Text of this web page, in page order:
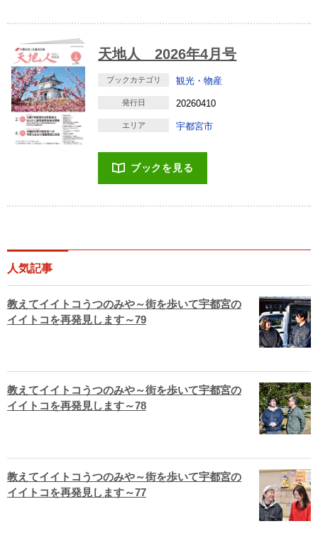
天地人 2026年4月号
ブックカテゴリ 観光・物産
発行日 20260410
エリア 宇都宮市
ブックを見る
人気記事
教えてイイトコうつのみや～街を歩いて宇都宮の
イイトコを再発見します～79
教えてイイトコうつのみや～街を歩いて宇都宮の
イイトコを再発見します～78
教えてイイトコうつのみや～街を歩いて宇都宮の
イイトコを再発見します～77